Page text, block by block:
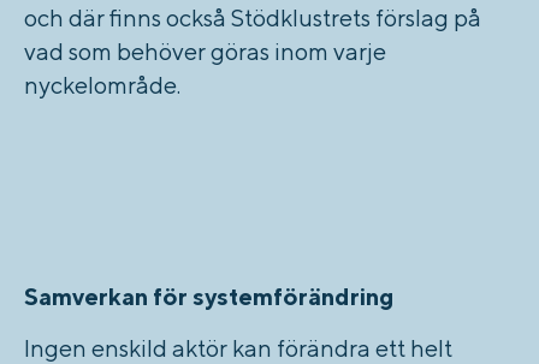
och där finns också Stödklustrets förslag på
vad som behöver göras inom varje
nyckelområde.
Samverkan för systemförändring
Ingen enskild aktör kan förändra ett helt